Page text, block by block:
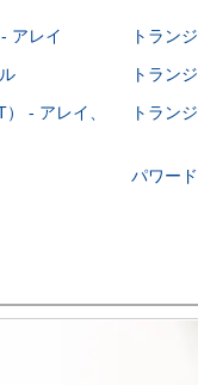
アレイ トラン
トラン
- アレイ、
トラン
パワー